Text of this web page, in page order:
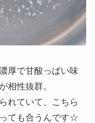
厚で甘酸っぱい味
相性抜群。
れていて、こちら
ても合うんです☆